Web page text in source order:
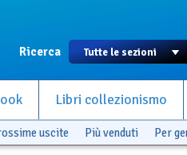
Ricerca
Libri collezionismo
uscite Più venduti Per